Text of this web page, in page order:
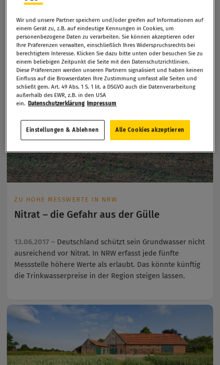
ZU HOHE MESSWERTE IN NRW
Nitrat – die Gefahr aus der Gülle
13.06.2017 – Deutschland schützt sein Grundwasser nicht
ausreichend vor Nitrat. In NRW erfasst jede fünfte
Messstelle höhere Werte als erlaubt. Das könnte künftig
die Trinkwasserpreise in der Region steigen lassen.
Wir und unsere Partner speichern und/oder greifen auf Informationen auf
einem Gerät zu, z.B. auf eindeutige Kennungen in Cookies, um
personenbezogene Daten zu verarbeiten. Sie können akzeptieren oder
Ihre Präferenzen verwalten, einschließlich Ihres Widerspruchsrechts bei
berechtigtem Interesse. Klicken Sie dazu bitte unten oder besuchen Sie zu
einem beliebigen Zeitpunkt die Seite mit den Datenschutzrichtlinien.
Diese Präferenzen werden unseren Partnern signalisiert und haben keinen
Einfluss auf die Browserdaten Ihre Zustimmung umfasst alle Seiten und
schließt gem. Art. 49 Abs. 1 S. 1 lit. a DSGVO auch die Datenverarbeitung
außerhalb des EWR, z.B. in den USA
ein. Datenschutzerklärung Impressum
Einstellungen & Ablehnen Alle Cookies akzeptieren